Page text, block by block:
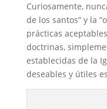
Curiosamente,
de los santos” y la
prácticas
doctrinas,
establecidas de la
deseables y útiles